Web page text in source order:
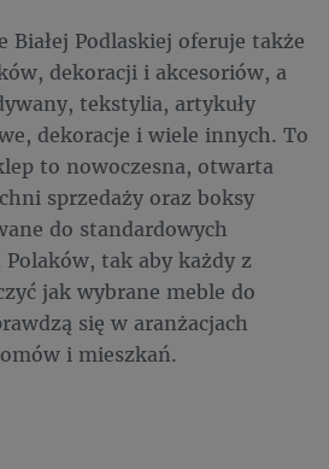
Białej Podlaskiej oferuje także
dekoracji i akcesoriów, a
tekstylia, artykuły
dekoracje i wiele innych. To
to nowoczesna, otwarta
sprzedaży oraz boksy
do standardowych
tak aby każdy z
jak wybrane meble do
się w aranżacjach
i mieszkań.